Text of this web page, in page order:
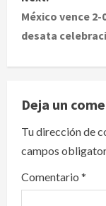
t
n
a
v
i
g
a
México vence
desata
Deja un
Tu dirección de
campos
Comentario *